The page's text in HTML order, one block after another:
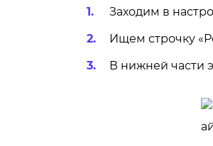
Заходим в
Ищем строчку
В нижней части